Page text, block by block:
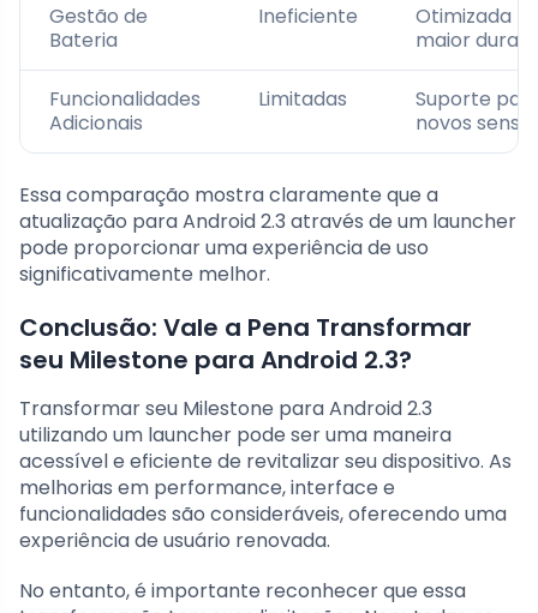
Gestão de
Bateria
Ineficiente
Otimizada
maior
Funcionalidades
Adicionais
Limitadas
Suporte
novos
Essa comparação mostra claramente que a
atualização para Android 2.3 através de um launcher
pode proporcionar uma experiência de uso
significativamente melhor.
Conclusão: Vale a Pena Transformar
seu Milestone para Android 2.3?
Transformar seu Milestone para Android 2.3
utilizando um launcher pode ser uma maneira
acessível e eficiente de revitalizar seu dispositivo. As
melhorias em performance, interface e
funcionalidades são consideráveis, oferecendo uma
experiência de usuário renovada.
No entanto, é importante reconhecer que essa